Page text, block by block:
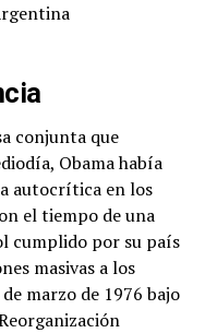
conjunta que
Obama había
autocrítica en los
el tiempo de una
cumplido por su país
masivas a los
marzo de 1976 bajo